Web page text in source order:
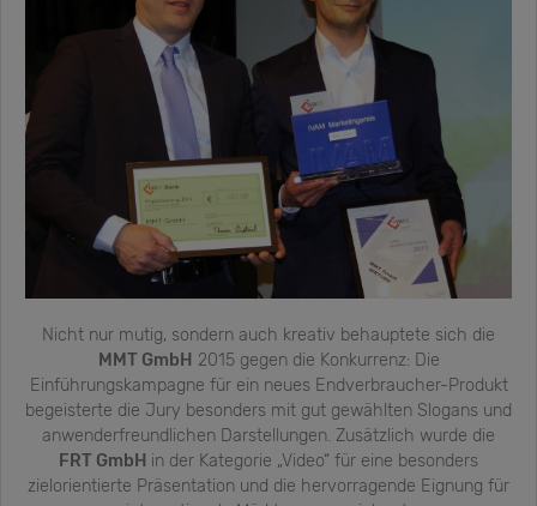
Nicht nur mutig, sondern auch kreativ behauptete sich die
MMT GmbH 2015 gegen die Konkurrenz: Die
Einführungskampagne für ein neues Endverbraucher-Produkt
begeisterte die Jury besonders mit gut gewählten Slogans und
anwenderfreundlichen Darstellungen. Zusätzlich wurde die
FRT GmbH in der Kategorie „Video“ für eine besonders
zielorientierte Präsentation und die hervorragende Eignung für